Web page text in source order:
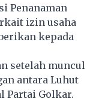
Penanaman
izin usaha
kepada
setelah muncul
antara Luhut
Partai Golkar.